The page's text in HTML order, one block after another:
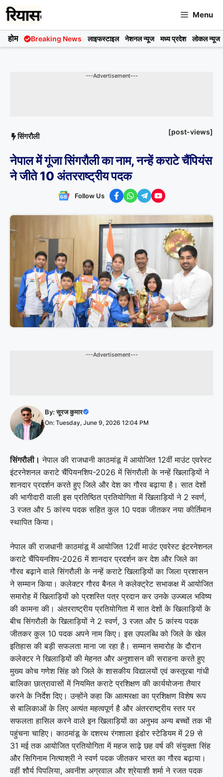
Skip
to
content
Menu
होम Breaking News लाइफस्टाइल नेशनल न्यूज मध्य प्रदेश लोकल न्यूज
---Advertisement---
सिंगरौली [post-views]
नेपाल में गूंजा सिंगरौली का नाम, नन्हें कराटे चैंपियंस
ने जीते 10 अंतरराष्ट्रीय पदक
Follow Us
---Advertisement---
By:सूरज कुमार
On: Tuesday, June 9, 2026 12:04 PM
सिंगरौली। नेपाल की राजधानी काठमांडू में आयोजित 12वीं माउंट एवरेस्ट
इंटरनेशनल कराटे चैंपियनशिप-2026 में सिंगरौली के नन्हें खिलाड़ियों ने
शानदार प्रदर्शन करते हुए जिले और देश का गौरव बढ़ाया है। सात देशों
की भागीदारी वाली इस प्रतिष्ठित प्रतियोगिता में खिलाड़ियों ने 2 स्वर्ण,
3 रजत और 5 कांस्य पदक सहित कुल 10 पदक जीतकर नया कीर्तिमान
स्थापित किया।
नेपाल की राजधानी काठमांडू में आयोजित 12वीं माउंट एवरेस्ट इंटरनेशनल
कराटे चैंपियनशिप-2026 में शानदार प्रदर्शन कर देश और जिले का
गौरव बढ़ाने वाले सिंगरौली के नन्हें कराटे खिलाड़ियों का जिला प्रशासन
ने सम्मान किया। कलेक्टर गौरव बैनल ने कलेक्ट्रेट सभाकक्ष में आयोजित
समारोह में खिलाड़ियों को प्रशस्ति पत्र प्रदान कर उनके उज्ज्वल भविष्य
की कामना की। अंतरराष्ट्रीय प्रतियोगिता में सात देशों के खिलाड़ियों के
बीच सिंगरौली के खिलाड़ियों ने 2 स्वर्ण, 3 रजत और 5 कांस्य पदक
जीतकर कुल 10 पदक अपने नाम किए। इस उपलब्धि को जिले के खेल
इतिहास की बड़ी सफलता माना जा रहा है। सम्मान समारोह के दौरान
कलेक्टर ने खिलाड़ियों की मेहनत और अनुशासन की सराहना करते हुए
मुख्य कोच गणेश सिंह को जिले के शासकीय विद्यालयों एवं कस्तूरबा गांधी
बालिका छात्रावासों में नियमित कराटे प्रशिक्षण की कार्ययोजना तैयार
करने के निर्देश दिए। उन्होंने कहा कि आत्मरक्षा का प्रशिक्षण विशेष रूप
से बालिकाओं के लिए अत्यंत महत्वपूर्ण है और अंतरराष्ट्रीय स्तर पर
सफलता हासिल करने वाले इन खिलाड़ियों का अनुभव अन्य बच्चों तक भी
पहुंचना चाहिए। काठमांडू के दशरथ रंगशाला इंडोर स्टेडियम में 29 से
31 मई तक आयोजित प्रतियोगिता में महज साढ़े छह वर्ष की संयुक्ता सिंह
और सिगिनाम नित्याश्री ने स्वर्ण पदक जीतकर भारत का गौरव बढ़ाया।
वहीं शौर्य पिपलिया, अवनीश अग्रवाल और श्रेयाशी शर्मा ने रजत पदक